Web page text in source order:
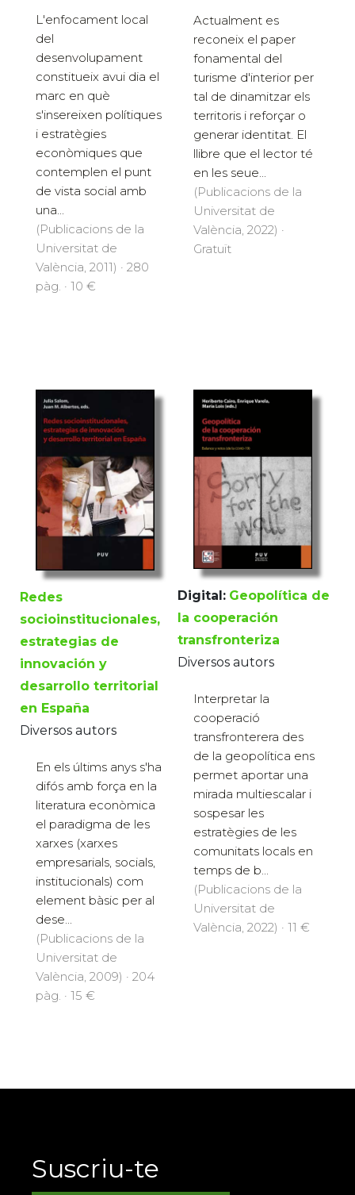
L'enfocament local
del
desenvolupament
constitueix avui dia el
marc en què
s'insereixen polítiques
i estratègies
econòmiques que
contemplen el punt
de vista social amb
una...
(Publicacions de la
Universitat de
València, 2011) · 280
pàg. · 10 €
Actualment es
reconeix el paper
fonamental del
turisme d'interior per
tal de dinamitzar els
territoris i reforçar o
generar identitat. El
llibre que el lector té
en les seue...
(Publicacions de la
Universitat de
València, 2022) ·
Gratuït
Redes
socioinstitucionales,
estrategias de
innovación y
desarrollo territorial
en España
Diversos autors
En els últims anys s'ha
difós amb força en la
literatura econòmica
el paradigma de les
xarxes (xarxes
empresarials, socials,
institucionals) com
element bàsic per al
dese...
(Publicacions de la
Universitat de
València, 2009) · 204
pàg. · 15 €
Digital: Geopolítica de
la cooperación
transfronteriza
Diversos autors
Interpretar la
cooperació
transfronterera des
de la geopolítica ens
permet aportar una
mirada multiescalar i
sospesar les
estratègies de les
comunitats locals en
temps de b...
(Publicacions de la
Universitat de
València, 2022) · 11 €
Suscriu-te